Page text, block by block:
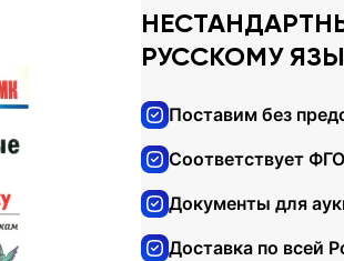
РУССКОМУ
Поставим без
Соответствует
Документы для
Доставка по всей